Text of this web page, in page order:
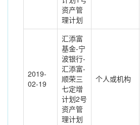
资产管
理计划
2019-
02-19
汇添富
基金-宁
波银行-
汇添富-
顺荣三
七定增
计划2号
资产管
理计划
个人或机构